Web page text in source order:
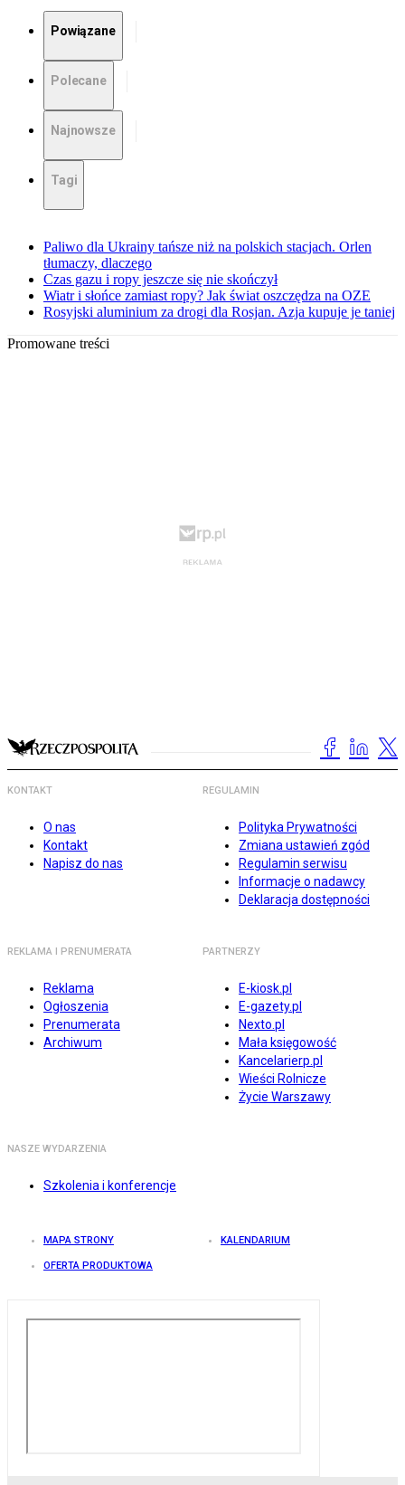
Powiązane
Polecane
Najnowsze
Tagi
Paliwo dla Ukrainy tańsze niż na polskich stacjach. Orlen
tłumaczy, dlaczego
Czas gazu i ropy jeszcze się nie skończył
Wiatr i słońce zamiast ropy? Jak świat oszczędza na OZE
Rosyjski aluminium za drogi dla Rosjan. Azja kupuje je taniej
Promowane treści
KONTAKT
O nas
Kontakt
Napisz do nas
REGULAMIN
Polityka Prywatności
Zmiana ustawień zgód
Regulamin serwisu
Informacje o nadawcy
Deklaracja dostępności
REKLAMA I PRENUMERATA
Reklama
Ogłoszenia
Prenumerata
Archiwum
PARTNERZY
E-kiosk.pl
E-gazety.pl
Nexto.pl
Mała księgowość
Kancelarierp.pl
Wieści Rolnicze
Życie Warszawy
NASZE WYDARZENIA
Szkolenia i konferencje
MAPA STRONY KALENDARIUM
OFERTA PRODUKTOWA